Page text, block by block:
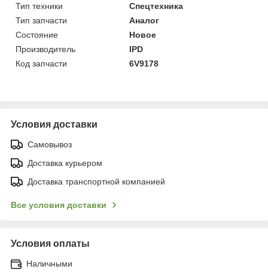
Тип техники
Спецтехника
Тип запчасти
Аналог
Состояние
Новое
Производитель
IPD
Код запчасти
6V9178
Условия доставки
Самовывоз
Доставка курьером
Доставка транспортной компанией
Все условия доставки
Условия оплаты
Наличными